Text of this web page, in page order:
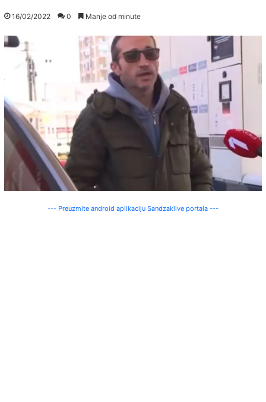
16/02/2022 0 Manje od minute
--- Preuzmite android aplikaciju Sandzaklive portala ---